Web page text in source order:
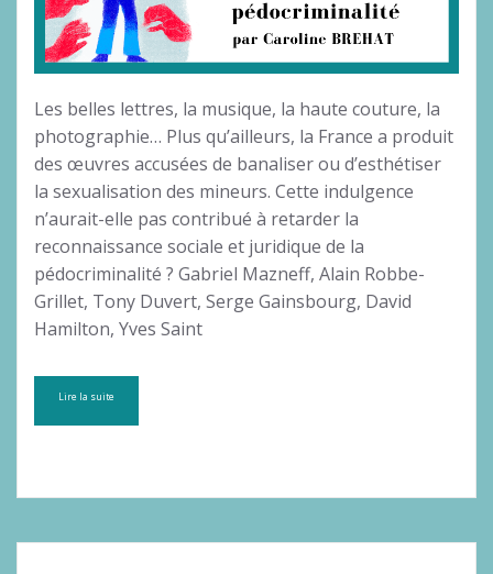
Les belles lettres, la musique, la haute couture, la
photographie… Plus qu’ailleurs, la France a produit
des œuvres accusées de banaliser ou d’esthétiser
la sexualisation des mineurs. Cette indulgence
n’aurait-elle pas contribué à retarder la
reconnaissance sociale et juridique de la
pédocriminalité ? Gabriel Mazneff, Alain Robbe-
Grillet, Tony Duvert, Serge Gainsbourg, David
Hamilton, Yves Saint
Lire la suite